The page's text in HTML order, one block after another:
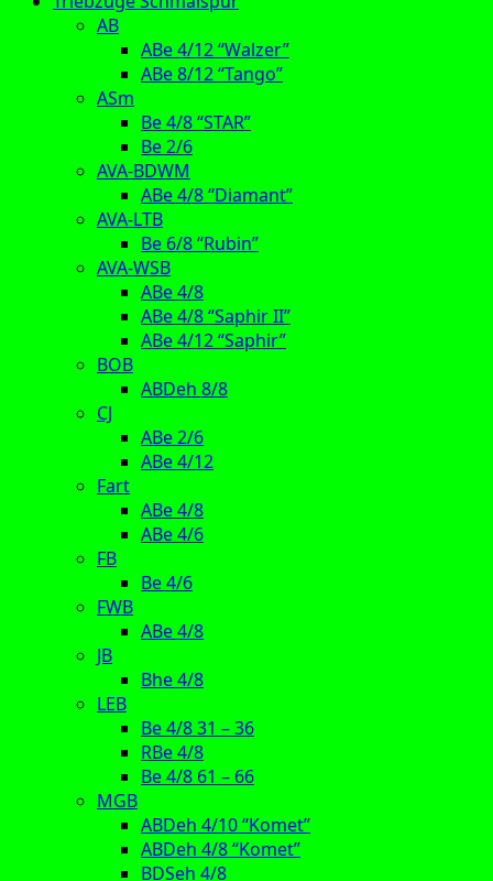
AB
ABe 4/12 “Walzer”
ABe 8/12 “Tango”
ASm
Be 4/8 “STAR”
Be 2/6
AVA-BDWM
ABe 4/8 “Diamant”
AVA-LTB
Be 6/8 “Rubin”
AVA-WSB
ABe 4/8
ABe 4/8 “Saphir II”
ABe 4/12 “Saphir”
BOB
ABDeh 8/8
CJ
ABe 2/6
ABe 4/12
Fart
ABe 4/8
ABe 4/6
FB
Be 4/6
FWB
ABe 4/8
JB
Bhe 4/8
LEB
Be 4/8 31 – 36
RBe 4/8
Be 4/8 61 – 66
MGB
ABDeh 4/10 “Komet”
ABDeh 4/8 “Komet”
BDSeh 4/8